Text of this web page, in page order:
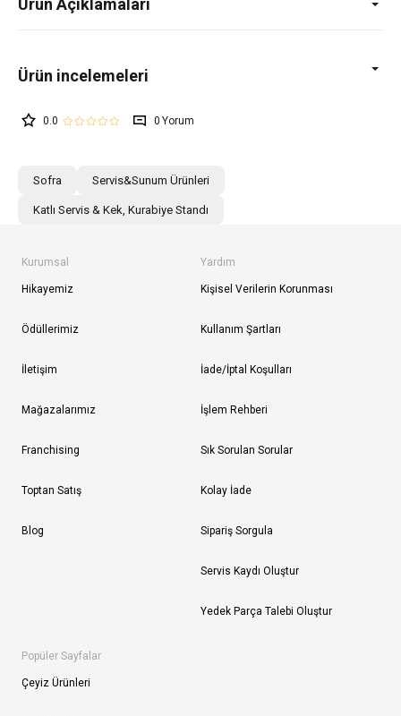
Ürün Açıklamaları
0.0 0
Sofra Servis&Sunum Ürünleri
Katlı Servis & Kek, Kurabiye Standı
Kurumsal
Hikayemiz
Ödüllerimiz
İletişim
Mağazalarımız
Franchising
Toptan Satış
Blog
Yardım
Kişisel Verilerin Korunması
Kullanım Şartları
İade/İptal Koşulları
İşlem Rehberi
Sık Sorulan Sorular
Kolay İade
Sipariş Sorgula
Servis Kaydı Oluştur
Yedek Parça Talebi Oluştur
Popüler Sayfalar
Çeyiz Ürünleri